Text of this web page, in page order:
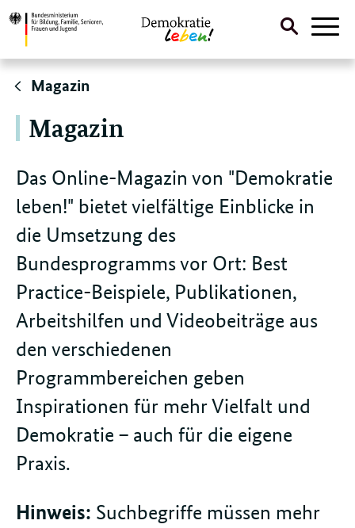
Direktlink:
Suche
Magazin
Magazin
Das Online-Magazin von "Demokratie
leben!" bietet vielfältige Einblicke in
die Umsetzung des
Bundesprogramms vor Ort: Best
Practice-Beispiele, Publikationen,
Arbeitshilfen und Videobeiträge aus
den verschiedenen
Programmbereichen geben
Inspirationen für mehr Vielfalt und
Demokratie – auch für die eigene
Praxis.
Hinweis: Suchbegriffe müssen mehr